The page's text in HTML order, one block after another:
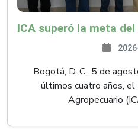
Bogotá, D. C., 5 de
últimos cuatro años,
Agropecuario